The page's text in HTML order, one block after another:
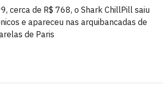
cerca de R$ 768, o Shark ChillPill saiu
e apareceu nas arquibancadas de
de Paris